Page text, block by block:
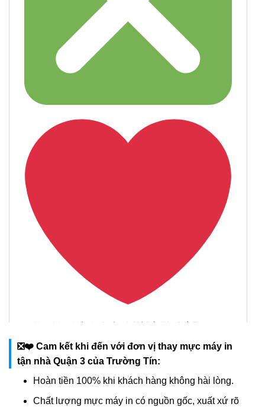
❎❤️ Cam kết khi đến với đơn vị thay mực máy in
tận nhà Quận 3 của Trường Tín:
Hoàn tiền 100% khi khách hàng không hài lòng.
Chất lượng mực máy in có nguồn gốc, xuất xứ rõ